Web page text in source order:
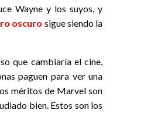
Wayne y los suyos, y
oscuro sigue siendo la
que cambiaría el cine,
paguen para ver una
méritos de Marvel son
bien. Estos son los